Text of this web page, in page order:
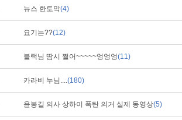
뉴스 한토막(4)
요기는??(12)
블랙님 땀시 쩔어~~~~~엉엉엉(11)
카라비 누님....(180)
윤봉길 의사 상하이 폭탄 의거 실제 동영상(5)